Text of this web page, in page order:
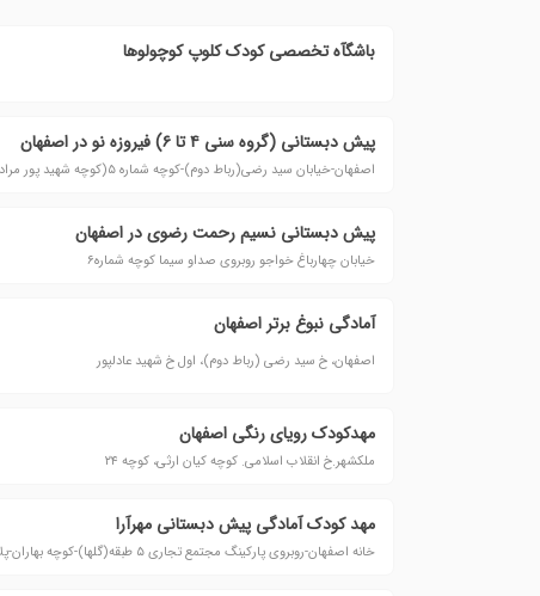
باشگآه تخصصی کودک کلوپ کوچولوها
پیش دبستانی (گروه سنی ۴ تا ۶) فیروزه نو در اصفهان
اصفهان-خیابان سید رضی(رباط دوم)-کوچه شماره ۵(کوچه شهید پور مرادعسگری)
پیش دبستانی نسیم رحمت رضوی در اصفهان
خیابان چهارباغ خواجو روبروی صداو سیما کوچه شماره۶
آمادگی نبوغ برتر اصفهان
اصفهان، خ سید رضی (رباط دوم)، اول خ شهید عادلپور
مهدکودک رویای رنگی اصفهان
ملکشهر.خ انقلاب اسلامی. کوچه کیان ارثی، کوچه ۲۴
مهد کودک آمادگی پیش دبستانی مهرآرا
خانه اصفهان-روبروی پارکینگ مجتمع تجاری ۵ طبقه(گلها)-کوچه بهاران-پلاک ۱۱